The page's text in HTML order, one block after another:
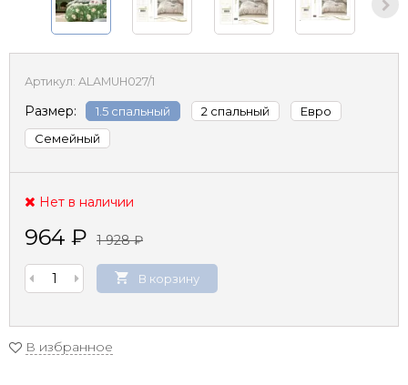
Артикул: ALAMUH027/1
Размер: 1.5 спальный 2 спальный
Евро
Семейный
Нет в наличии
964 ₽ 1 928₽
В корзину
В избранное